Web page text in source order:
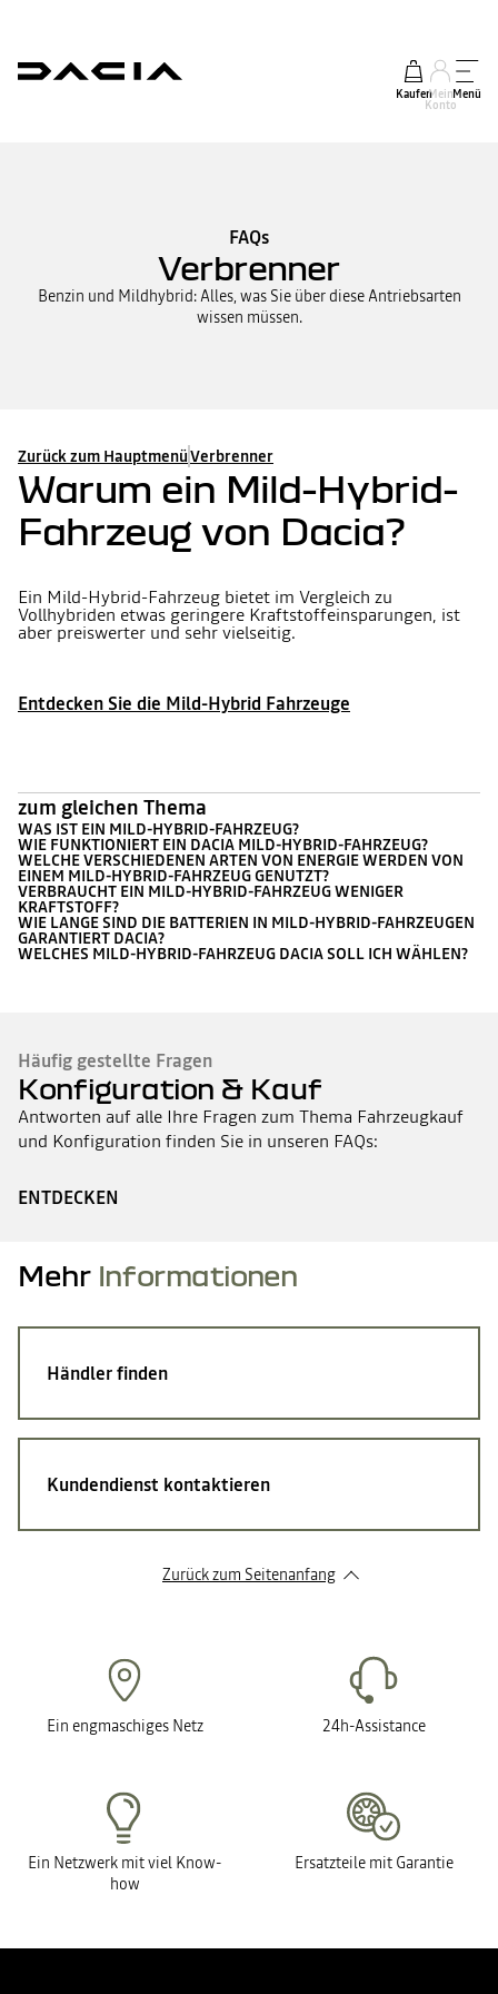
KaufenMein
Konto
Menü
FAQs
Verbrenner
Benzin und Mildhybrid: Alles, was Sie über diese Antriebsarten
wissen müssen.
Zurück zum HauptmenüVerbrenner
Warum ein Mild-Hybrid-
Fahrzeug von Dacia?
Ein Mild-Hybrid-Fahrzeug bietet im Vergleich zu
Vollhybriden etwas geringere Kraftstoffeinsparungen, ist
aber preiswerter und sehr vielseitig.
Entdecken Sie die Mild-Hybrid Fahrzeuge
zum gleichen Thema
WAS IST EIN MILD-HYBRID-FAHRZEUG?
WIE FUNKTIONIERT EIN DACIA MILD-HYBRID-FAHRZEUG?
WELCHE VERSCHIEDENEN ARTEN VON ENERGIE WERDEN VON
EINEM MILD-HYBRID-FAHRZEUG GENUTZT?
VERBRAUCHT EIN MILD-HYBRID-FAHRZEUG WENIGER
KRAFTSTOFF?
WIE LANGE SIND DIE BATTERIEN IN MILD-HYBRID-FAHRZEUGEN
GARANTIERT DACIA?
WELCHES MILD-HYBRID-FAHRZEUG DACIA SOLL ICH WÄHLEN?
Häufig gestellte Fragen
Konfiguration & Kauf
Antworten auf alle Ihre Fragen zum Thema Fahrzeugkauf
und Konfiguration finden Sie in unseren FAQs:
ENTDECKEN
Mehr Informationen
Händler finden
Kundendienst kontaktieren
Zurück zum Seitenanfang
Ein engmaschiges Netz 24h-Assistance
Ein Netzwerk mit viel Know-
how
Ersatzteile mit Garantie